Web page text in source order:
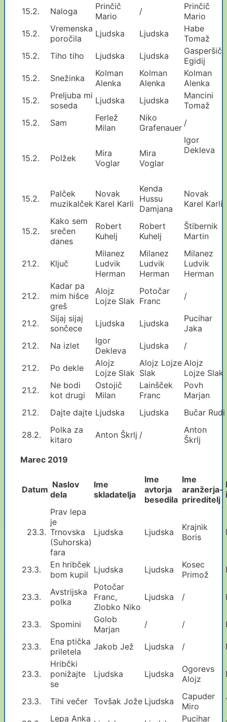
15.2.
Naloga
Prinčič
Mario
/
Prinčič
Mario
15.2.
Vremenska
poročila
Ljudska Ljudska
Habe
Tomaž
15.2.
Tiho tiho Ljudska Ljudska
Gasperšič
Egidij
15.2.
Snežinka
Kolman
Alenka
Kolman
Alenka
Kolman
Alenka
15.2.
Preljuba mi
soseda
Ljudska Ljudska
Mancini
Tomaž
15.2.
Sam
Ferlež
Milan
Niko
Grafenauer /
15.2. Polžek
Mira
Voglar
Mira
Voglar
Igor
Dekleva
15.2.
Palček
muzikalček
Novak
Karel Karli
Kenda
Hussu
Damjana
Novak
Karel Karli
15.2.
Kako sem
srečen
danes
Robert
Kuhelj
Robert
Kuhelj
Štibernik
Martin
21.2. Ključ
Milanez
Ludvik
Herman
Milanez
Ludvik
Herman
Milanez
Ludvik
Herman
21.2.
Kadar pa
mim hišce
greš
Alojz
Lojze Slak
Potočar
Franc
/
21.2.
Sijaj sijaj
sončece
Ljudska Ljudska
Pucihar
Jaka
21.2.
Na izlet
Igor
Dekleva
Ljudska /
21.2. Po dekle
Alojz
Lojze Slak
Alojz Lojze
Slak
Alojz
Lojze Slak
21.2.
Ne bodi
kot drugi
Ostojič
Milan
Lainšček
Franc
Povh
Marjan
21.2.
Dajte dajte Ljudska Ljudska Bučar Rudi
28.2.
Polka za
kitaro
Anton Škrlj /
Anton
Škrlj
Marec 2019
Datum Naslov
dela
Ime
skladatelja
Ime
avtorja
besedila
Ime
aranžerja-
prireditelj
23.3.
Prav lepa
je
Trnovska
(Suhorska)
fara
Ljudska Ljudska
Krajnik
Boris
23.3.
En hribček
bom kupil
Ljudska Ljudska
Kosec
Primož
23.3.
Avstrijska
polka
Potočar
Franc,
Zlobko Niko
Ljudska /
23.3. Spomini
Golob
Marjan
/ /
23.3.
Ena ptička
priletela
Jakob Jež Ljudska /
23.3.
Hribčki
ponižajte
se
Ljudska Ljudska
Ogorevs
Alojz
23.3. Tihi večer Tovšak Jože Ljudska
Capuder
Miro
Lepa Anka Pucihar